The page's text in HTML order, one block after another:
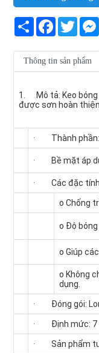
Share Facebook
Thông tin sản phẩm
1. Mô tả: Keo
được sơn hoàn
· Thành phần
· Bề mặt áp
· Các đặc
o Chống
o Độ
o Giúp
o Không
dụng.
· Đóng gói:
· Định mức:
· Sản phẩm